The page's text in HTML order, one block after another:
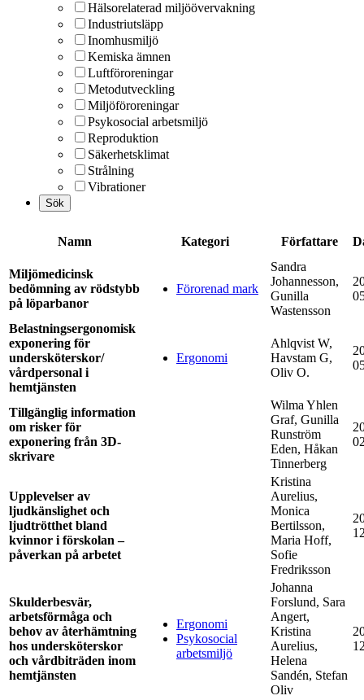
Hälsorelaterad miljöövervakning
Industriutsläpp
Inomhusmiljö
Kemiska ämnen
Luftföroreningar
Metodutveckling
Miljöföroreningar
Psykosocial arbetsmiljö
Reproduktion
Säkerhetsklimat
Strålning
Vibrationer
Namn Kategori Författare
Miljömedicinsk
bedömning av rödstybb
på löparbanor
Förorenad mark
Sandra
Johannesson,
Gunilla
Wastensson
Belastningsergonomisk
exponering för
undersköterskor/
vårdpersonal i
hemtjänsten
Ergonomi
Ahlqvist W,
Havstam G,
Oliv O.
Tillgänglig information
om risker för
exponering från 3D-
skrivare
Wilma Yhlen
Graf, Gunilla
Runström
Eden, Håkan
Tinnerberg
Upplevelser av
ljudkänslighet och
ljudtrötthet bland
kvinnor i förskolan –
påverkan på arbetet
Kristina
Aurelius,
Monica
Bertilsson,
Maria Hoff,
Sofie
Fredriksson
Skulderbesvär,
arbetsförmåga och
behov av återhämtning
hos undersköterskor
och vårdbiträden inom
hemtjänsten
Ergonomi
Psykosocial
arbetsmiljö
Johanna
Forslund, Sara
Angert,
Kristina
Aurelius,
Helena
Sandén, Stefan
Oliv